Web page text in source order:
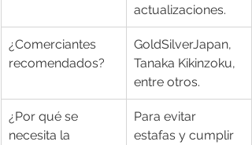
actualizaciones.
¿Comerciantes
recomendados?
GoldSilverJapan,
Tanaka Kikinzoku,
entre otros.
¿Por qué se
necesita la
Para evitar
estafas y cumplir